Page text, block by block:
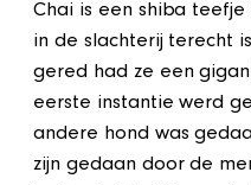
Chai is een shiba
in de slachterij terecht
gered had ze een
eerste instantie werd
andere hond was
zijn gedaan door de